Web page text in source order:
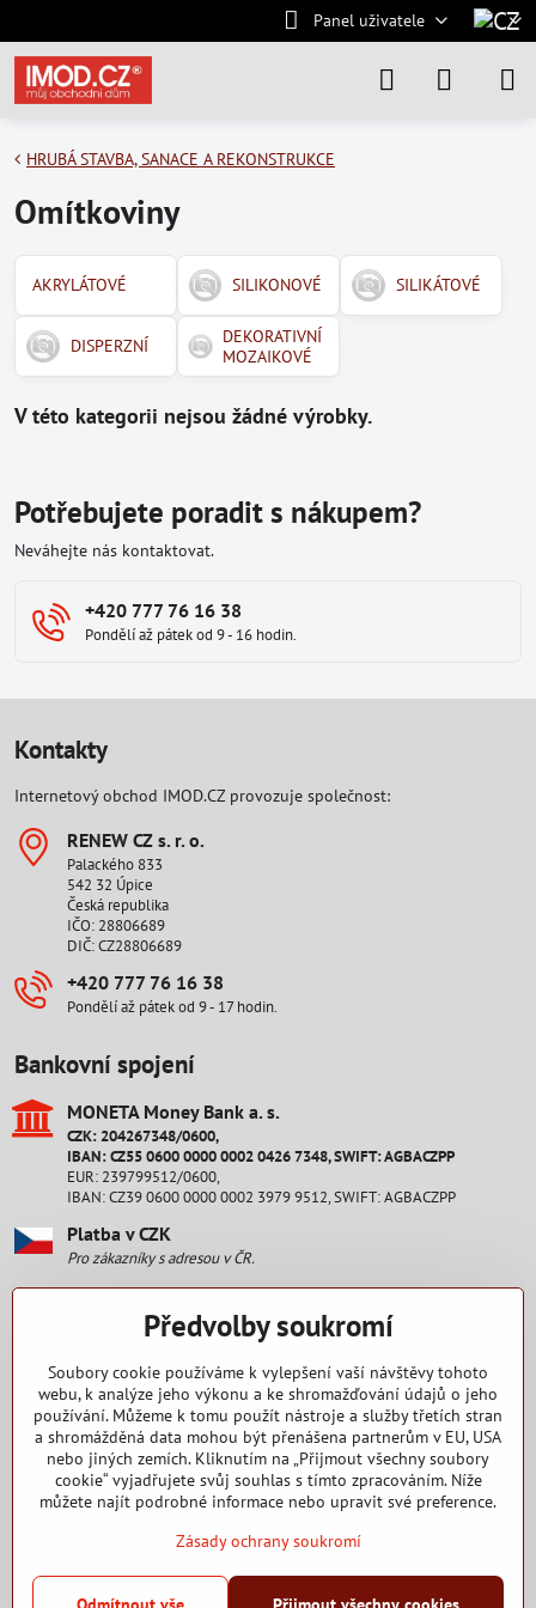
Panel uživatele
HRUBÁ STAVBA, SANACE A REKONSTRUKCE
Omítkoviny
AKRYLÁTOVÉ SILIKONOVÉ SILIKÁTOVÉ
DISPERZNÍ
DEKORATIVNÍ
MOZAIKOVÉ
Potřebujete poradit s nákupem?
Neváhejte nás kontaktovat.
+420 777 76 16 38
Pondělí až pátek od 9 - 16 hodin.
Kontakty
Internetový obchod IMOD.CZ provozuje společnost:
RENEW CZ s​. r​. o​.
Palackého 833
542 32 Úpice
Česká republika
IČO: 28806689
DIČ: CZ28806689
+420 777 76 16 38
Pondělí až pátek od 9 - 17 hodin.
Bankovní spojení
MONETA Money Bank a​. s​.
CZK: 204267348/0600,
IBAN: CZ55 0600 0000 0002 0426 7348, SWIFT: AGBACZPP
EUR: 239799512/0600,
IBAN: CZ39 0600 0000 0002 3979 9512, SWIFT: AGBACZPP
Platba v CZK
Pro zákazníky s adresou v ČR.
Platba v EUR
Pro zákazníky s adresou na Slovensku.
Staňte se fanouškem
Facebook
Nakupování
2015 - 2025 Copyright RENEW CZ s. r. o.
Předvolby soukromí
Soubory cookie používáme k vylepšení vaší návštěvy tohoto
webu, k analýze jeho výkonu a ke shromažďování údajů o jeho
používání. Můžeme k tomu použít nástroje a služby třetích stran
a shromážděná data mohou být přenášena partnerům v EU, USA
nebo jiných zemích. Kliknutím na „Přijmout všechny soubory
cookie“ vyjadřujete svůj souhlas s tímto zpracováním. Níže
můžete najít podrobné informace nebo upravit své preference.
Zásady ochrany soukromí